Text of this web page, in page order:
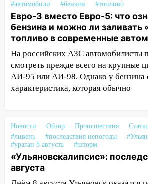
04:47 В Ульяновской
ракетную опасность:
07.08.2026
20:40
Ульяновские аграрии
купить тракторы с
до декабря
19:34 В следственном
празднованию Дня
следствия Российской
19:30 Ульяновцев
поддержать «Симбирскую
на фестивале «ФормАРТ»
#автомобили
#бензин #топливо
Евро-3 вместо Евро-5: что
бензина и можно ли заливать
топливо в современные
На российских АЗС автомобилисты
смотреть прежде всего на
АИ-95 или АИ-98. Однако у бензина
характеристика, которая обычно
Новости Обзор Происшествия
Статьи
#ливень
#последствия непогоды
#ураган 8 августа
#шторм
«Ульяновскалипсис»:
августа